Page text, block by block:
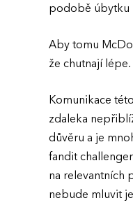
podobě úbytku
Aby tomu
že chutnají
Komunikace
zdaleka
důvěru a je
fandit
na relevantních
nebude mluvit